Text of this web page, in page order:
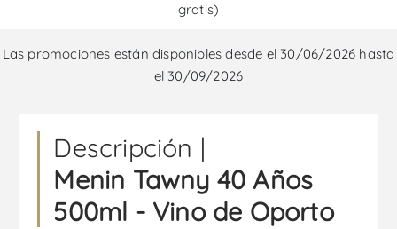
gratis)
Las promociones están disponibles desde el 30/06/2026 hasta
el 30/09/2026
Descripción |
Menin Tawny 40 Años
500ml - Vino de Oporto